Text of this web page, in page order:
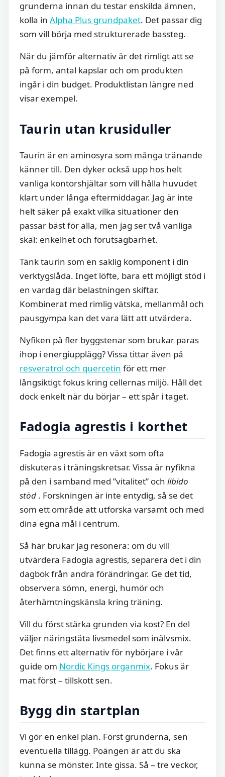
grunderna innan du testar enskilda ämnen,
kolla in Alpha Plus grundpaket. Det passar dig
som vill börja med strukturerade bassteg.
När du jämför alternativ är det rimligt att se
på form, antal kapslar och om produkten
ingår i din budget. Produktlistan längre ned
visar exempel.
Taurin utan krusiduller
Taurin är en aminosyra som många tränande
känner till. Den dyker också upp hos helt
vanliga kontorshjältar som vill hålla huvudet
klart under långa eftermiddagar. Jag är inte
helt säker på exakt vilka situationer den
passar bäst för alla, men jag ser två vanliga
skäl: enkelhet och förutsägbarhet.
Tänk taurin som en saklig komponent i din
verktygslåda. Inget löfte, bara ett möjligt stöd i
en vardag där belastningen skiftar.
Kombinerat med rimlig vätska, mellanmål och
pausgympa kan det vara lätt att utvärdera.
Nyfiken på fler byggstenar som brukar paras
ihop i energiupplägg? Vissa tittar även på
resveratrol och quercetin för ett mer
långsiktigt fokus kring cellernas miljö. Håll det
dock enkelt när du börjar – ett spår i taget.
Fadogia agrestis i korthet
Fadogia agrestis är en växt som ofta
diskuteras i träningskretsar. Vissa är nyfikna
på den i samband med ”vitalitet” och libido
stöd . Forskningen är inte entydig, så se det
som ett område att utforska varsamt och med
dina egna mål i centrum.
Så här brukar jag resonera: om du vill
utvärdera Fadogia agrestis, separera det i din
dagbok från andra förändringar. Ge det tid,
observera sömn, energi, humör och
återhämtningskänsla kring träning.
Vill du först stärka grunden via kost? En del
väljer näringstäta livsmedel som inälvsmix.
Det finns ett alternativ för nybörjare i vår
guide om Nordic Kings organmix. Fokus är
mat först – tillskott sen.
Bygg din startplan
Vi gör en enkel plan. Först grunderna, sen
eventuella tillägg. Poängen är att du ska
kunna se mönster. Inte gissa. Så – tre veckor,